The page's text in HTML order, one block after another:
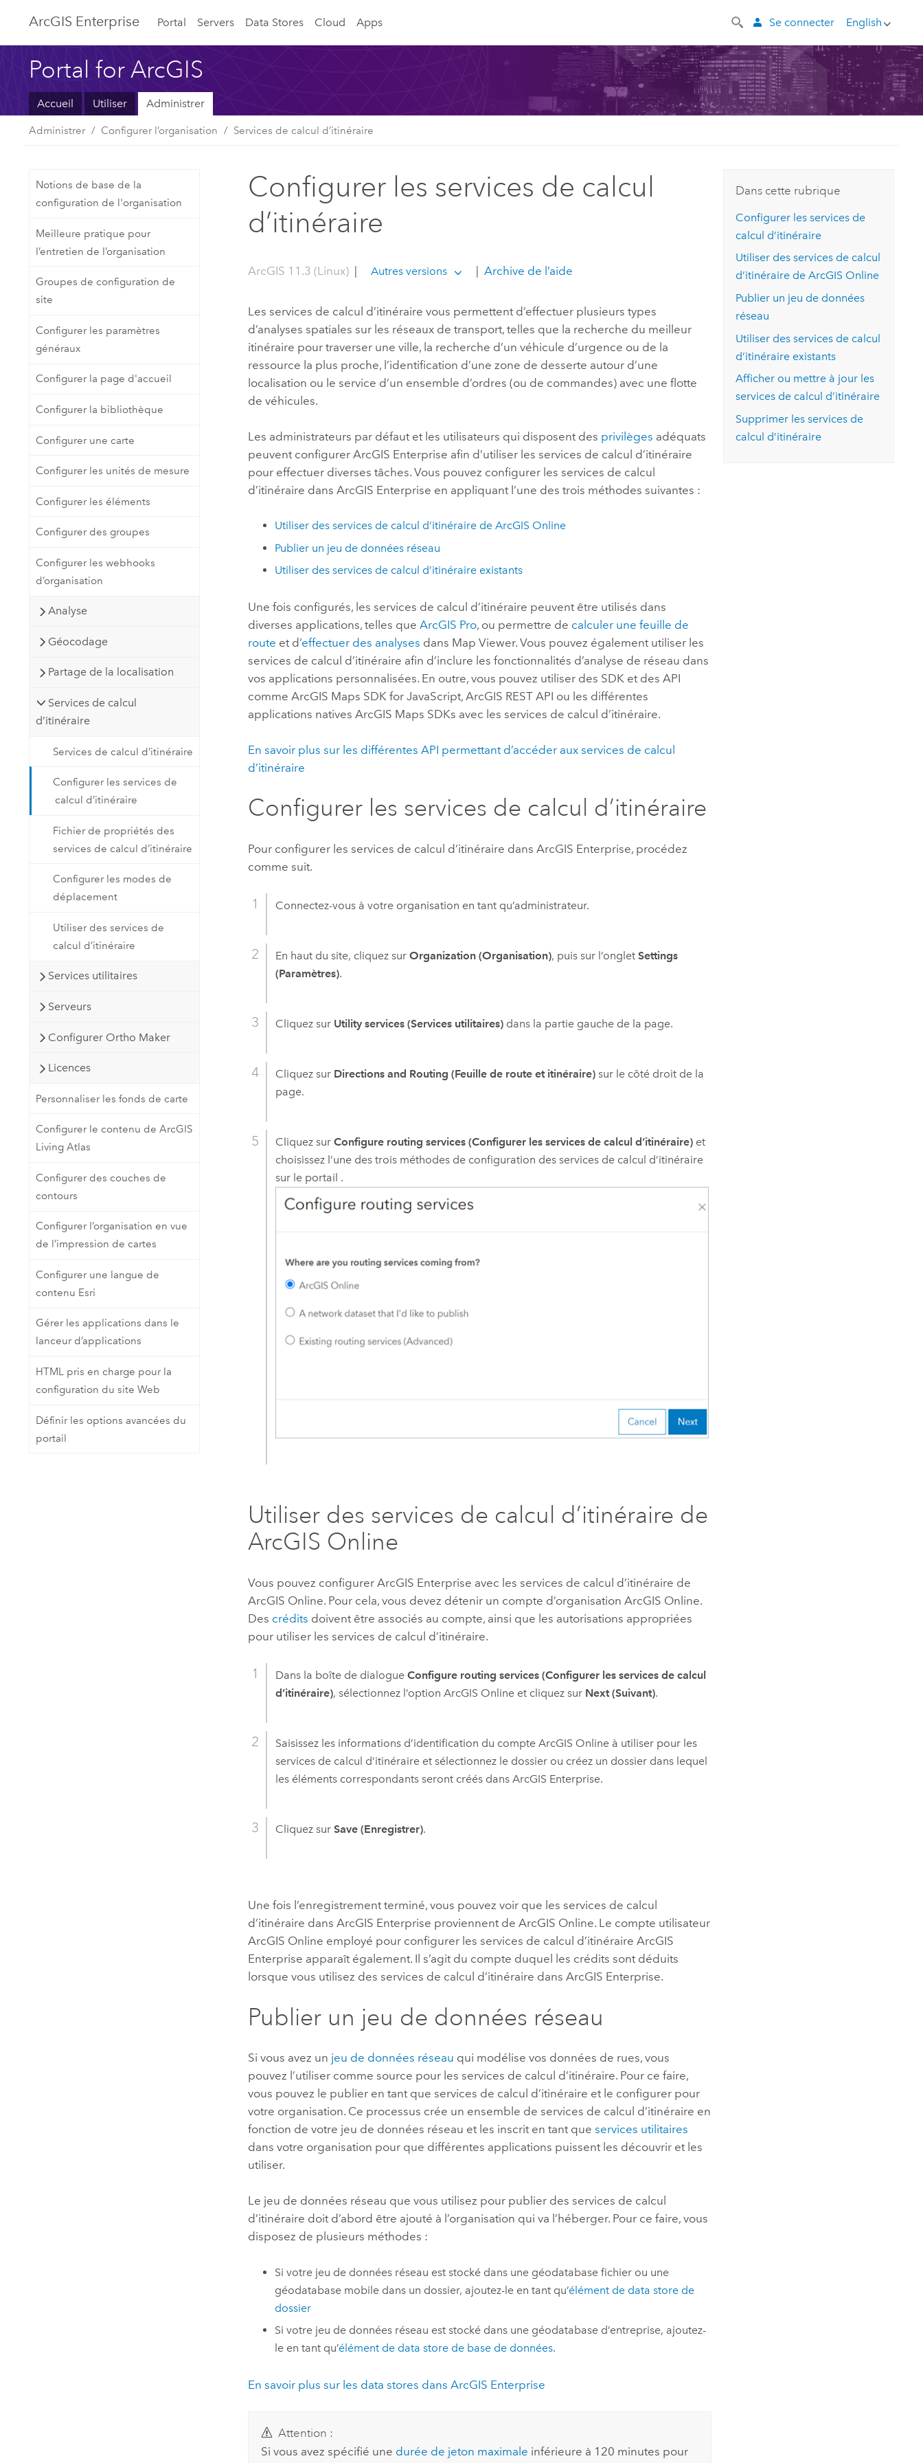
ArcGIS Enterprise Portal Servers Data Stores Cloud Apps English
Se connecter
Portal for ArcGIS
Accueil Utiliser Administrer
Administrer Configurer l’organisation Services de calcul d’itinéraire
Notions de base de la
configuration de l'organisation
Meilleure pratique pour
l’entretien de l’organisation
Groupes de configuration de
site
Configurer les paramètres
généraux
Configurer la page d'accueil
Configurer la bibliothèque
Configurer une carte
Configurer les unités de mesure
Configurer les éléments
Configurer des groupes
Configurer les webhooks
d’organisation
Analyse
Géocodage
Partage de la localisation
Services de calcul
d’itinéraire
Services de calcul d’itinéraire
Configurer les services de
calcul d’itinéraire
Fichier de propriétés des
services de calcul d’itinéraire
Configurer les modes de
déplacement
Utiliser des services de
calcul d’itinéraire
Services utilitaires
Serveurs
Configurer Ortho Maker
Licences
Personnaliser les fonds de carte
Configurer le contenu de ArcGIS
Living Atlas
Configurer des couches de
contours
Configurer l’organisation en vue
de l’impression de cartes
Configurer une langue de
contenu Esri
Gérer les applications dans le
lanceur d’applications
HTML pris en charge pour la
configuration du site Web
Définir les options avancées du
portail
Configurer les services de calcul
d’itinéraire
ArcGIS 11.3 (Linux) | Autres versions | Archive de l’aide
Les services de calcul d’itinéraire vous permettent d’effectuer plusieurs types
d’analyses spatiales sur les réseaux de transport, telles que la recherche du meilleur
itinéraire pour traverser une ville, la recherche d’un véhicule d’urgence ou de la
ressource la plus proche, l’identification d’une zone de desserte autour d’une
localisation ou le service d’un ensemble d’ordres (ou de commandes) avec une flotte
de véhicules.
Les administrateurs par défaut et les utilisateurs qui disposent des privilèges adéquats
peuvent configurerArcGIS Enterprise afin d’utiliser les services de calcul d’itinéraire
pour effectuer diverses tâches. Vous pouvez configurer les services de calcul
d’itinéraire dansArcGIS Enterprise en appliquant l’une des trois méthodes suivantes :
Utiliser des services de calcul d’itinéraire de ArcGIS Online
Publier un jeu de données réseau
Utiliser des services de calcul d’itinéraire existants
Une fois configurés, les services de calcul d’itinéraire peuvent être utilisés dans
diverses applications, telles queArcGIS Pro, ou permettre de calculer une feuille de
route et d’effectuer des analyses dans Map Viewer. Vous pouvez également utiliser les
services de calcul d’itinéraire afin d’inclure les fonctionnalités d’analyse de réseau dans
vos applications personnalisées. En outre, vous pouvez utiliser des SDK et des API
commeArcGIS Maps SDK for JavaScript,ArcGIS REST API ou les différentes
applications nativesArcGIS Maps SDKs avec les services de calcul d’itinéraire.
En savoir plus sur les différentes API permettant d’accéder aux services de calcul
d’itinéraire
Configurer les services de calcul d’itinéraire
Pour configurer les services de calcul d’itinéraire dansArcGIS Enterprise, procédez
comme suit.
Connectez-vous à votre organisation en tant qu’administrateur.
En haut du site, cliquez surOrganization (Organisation), puis sur l’ongletSettings
(Paramètres).
Cliquez sur Utility services (Services utilitaires) dans la partie gauche de la page.
Cliquez sur Directions and Routing (Feuille de route et itinéraire) sur le côté droit de la
page.
Cliquez surConfigure routing services (Configurer les services de calcul d’itinéraire) et
choisissez l’une des trois méthodes de configuration des services de calcul d’itinéraire
sur le portail .
Utiliser des services de calcul d’itinéraire de
ArcGIS Online
Vous pouvez configurerArcGIS Enterprise avec les services de calcul d’itinéraire de
ArcGIS Online. Pour cela, vous devez détenir un compte d’organisationArcGIS Online.
Des crédits doivent être associés au compte, ainsi que les autorisations appropriées
pour utiliser les services de calcul d’itinéraire.
Dans la boîte de dialogueConfigure routing services (Configurer les services de calcul
d’itinéraire), sélectionnez l’optionArcGIS Online et cliquez sur Next (Suivant).
Saisissez les informations d’identification du compteArcGIS Online à utiliser pour les
services de calcul d’itinéraire et sélectionnez le dossier ou créez un dossier dans lequel
les éléments correspondants seront créés dansArcGIS Enterprise.
Cliquez surSave (Enregistrer).
Une fois l’enregistrement terminé, vous pouvez voir que les services de calcul
d’itinéraire dansArcGIS Enterprise proviennent deArcGIS Online. Le compte utilisateur
ArcGIS Online employé pour configurer les services de calcul d’itinéraireArcGIS
Enterprise apparaît également. Il s’agit du compte duquel les crédits sont déduits
lorsque vous utilisez des services de calcul d’itinéraire dansArcGIS Enterprise.
Publier un jeu de données réseau
Si vous avez un jeu de données réseau qui modélise vos données de rues, vous
pouvez l’utiliser comme source pour les services de calcul d’itinéraire. Pour ce faire,
vous pouvez le publier en tant que services de calcul d’itinéraire et le configurer pour
votre organisation. Ce processus crée un ensemble de services de calcul d’itinéraire en
fonction de votre jeu de données réseau et les inscrit en tant queservices utilitaires
dans votre organisation pour que différentes applications puissent les découvrir et les
utiliser.
Le jeu de données réseau que vous utilisez pour publier des services de calcul
d’itinéraire doit d’abord être ajouté à l’organisation qui va l’héberger. Pour ce faire, vous
disposez de plusieurs méthodes :
Si votre jeu de données réseau est stocké dans une géodatabase fichier ou une
géodatabase mobile dans un dossier, ajoutez-le en tant qu’élément de data store de
dossier
Si votre jeu de données réseau est stocké dans une géodatabase d’entreprise, ajoutez-
le en tant qu’élément de data store de base de données.
En savoir plus sur les data stores dansArcGIS Enterprise
Attention :
Si vous avez spécifié une durée de jeton maximale inférieure à 120 minutes pour
Dans cette rubrique
Configurer les services de
calcul d’itinéraire
Utiliser des services de calcul
d’itinéraire deArcGIS Online
Publier un jeu de données
réseau
Utiliser des services de calcul
d’itinéraire existants
Afficher ou mettre à jour les
services de calcul d’itinéraire
Supprimer les services de
calcul d’itinéraire